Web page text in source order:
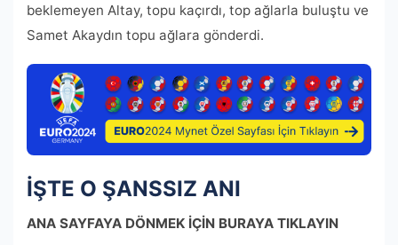
beklemeyen Altay, topu kaçırdı, top ağlarla buluştu ve
Samet Akaydın topu ağlara gönderdi.
İŞTE O ŞANSSIZ ANI
ANA SAYFAYA DÖNMEK İÇİN BURAYA TIKLAYIN